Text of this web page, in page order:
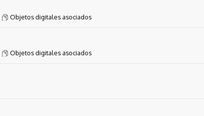
Objetos digitales asociados
Objetos digitales asociados